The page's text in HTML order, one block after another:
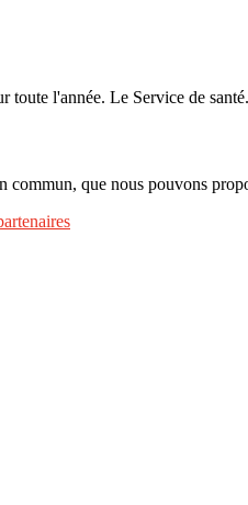
toute l'année. Le Service de
commun, que nous pouvons